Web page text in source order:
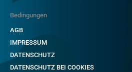
Bedingungen
AGB
IMPRESSUM
DATENSCHUTZ
DATENSCHUTZ BEI COOKIES